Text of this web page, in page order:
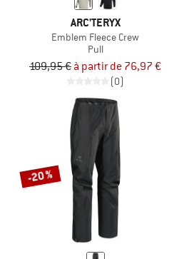
ARC'TERYX
Emblem Fleece Crew
Pull
109,95 € à partir de 76,97 €
(0)
-20 %